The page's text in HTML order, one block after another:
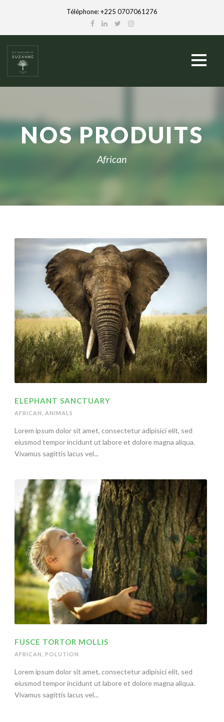
Téléphone: +225 0707061276
NOS PRODUITS
African
ELEPHANT SANCTUARY
AFRICAN ANIMALS
Lorem ipsum dolor sit amet, consectetur adipisici elit, sed
eiusmod tempor incidunt ut labore et dolore magna aliqua.
Vivamus sagittis lacus vel...
FUSCE TORTOR MOLLIS
AFRICAN POLUTION
Lorem ipsum dolor sit amet, consectetur adipisici elit, sed
eiusmod tempor incidunt ut labore et dolore magna aliqua.
Vivamus sagittis lacus vel...